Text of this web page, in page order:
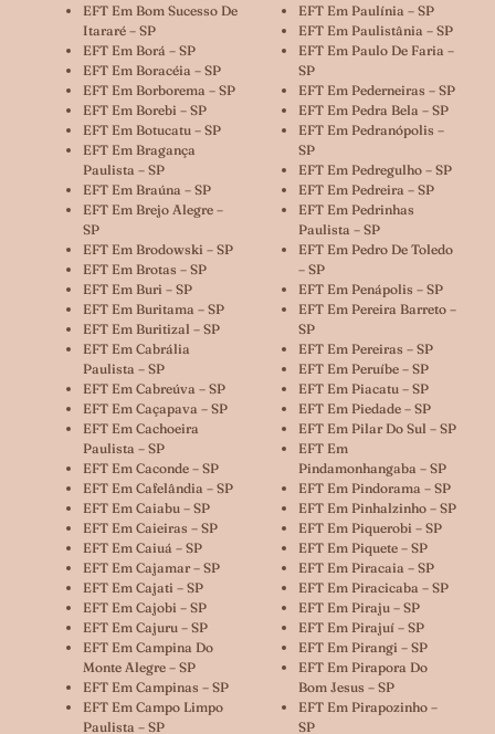
EFT Em Bom Sucesso De
Itararé – SP
EFT Em Borá – SP
EFT Em Boracéia – SP
EFT Em Borborema – SP
EFT Em Borebi – SP
EFT Em Botucatu – SP
EFT Em Bragança
Paulista – SP
EFT Em Braúna – SP
EFT Em Brejo Alegre –
SP
EFT Em Brodowski – SP
EFT Em Brotas – SP
EFT Em Buri – SP
EFT Em Buritama – SP
EFT Em Buritizal – SP
EFT Em Cabrália
Paulista – SP
EFT Em Cabreúva – SP
EFT Em Caçapava – SP
EFT Em Cachoeira
Paulista – SP
EFT Em Caconde – SP
EFT Em Cafelândia – SP
EFT Em Caiabu – SP
EFT Em Caieiras – SP
EFT Em Caiuá – SP
EFT Em Cajamar – SP
EFT Em Cajati – SP
EFT Em Cajobi – SP
EFT Em Cajuru – SP
EFT Em Campina Do
Monte Alegre – SP
EFT Em Campinas – SP
EFT Em Campo Limpo
Paulista – SP
EFT Em Paulínia – SP
EFT Em Paulistânia – SP
EFT Em Paulo De Faria –
SP
EFT Em Pederneiras – SP
EFT Em Pedra Bela – SP
EFT Em Pedranópolis –
SP
EFT Em Pedregulho – SP
EFT Em Pedreira – SP
EFT Em Pedrinhas
Paulista – SP
EFT Em Pedro De Toledo
– SP
EFT Em Penápolis – SP
EFT Em Pereira Barreto –
SP
EFT Em Pereiras – SP
EFT Em Peruíbe – SP
EFT Em Piacatu – SP
EFT Em Piedade – SP
EFT Em Pilar Do Sul – SP
EFT Em
Pindamonhangaba – SP
EFT Em Pindorama – SP
EFT Em Pinhalzinho – SP
EFT Em Piquerobi – SP
EFT Em Piquete – SP
EFT Em Piracaia – SP
EFT Em Piracicaba – SP
EFT Em Piraju – SP
EFT Em Pirajuí – SP
EFT Em Pirangi – SP
EFT Em Pirapora Do
Bom Jesus – SP
EFT Em Pirapozinho –
SP